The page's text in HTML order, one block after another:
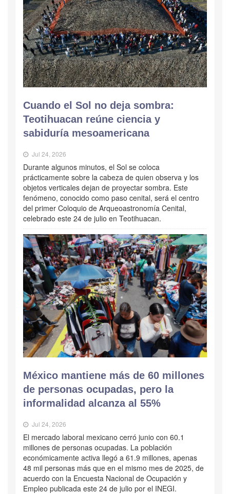
Cuando el Sol no deja sombra:
Teotihuacan reúne ciencia y
sabiduría mesoamericana
Jul 24, 2026
Durante algunos minutos, el Sol se coloca
prácticamente sobre la cabeza de quien observa y los
objetos verticales dejan de proyectar sombra. Este
fenómeno, conocido como paso cenital, será el centro
del primer Coloquio de Arqueoastronomía Cenital,
celebrado este 24 de julio en Teotihuacan.
México mantiene más de 60 millones
de personas ocupadas, pero la
informalidad alcanza al 55%
Jul 24, 2026
El mercado laboral mexicano cerró junio con 60.1
millones de personas ocupadas. La población
económicamente activa llegó a 61.9 millones, apenas
48 mil personas más que en el mismo mes de 2025, de
acuerdo con la Encuesta Nacional de Ocupación y
Empleo publicada este 24 de julio por el INEGI.